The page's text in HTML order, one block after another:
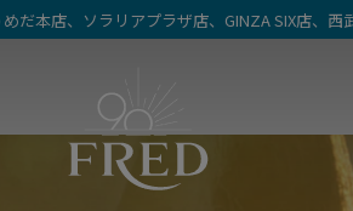
本店、ソラリアプラザ店、GINZA SIX店、西